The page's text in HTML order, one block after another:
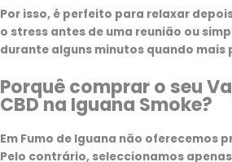
Por isso, é perfeito para relaxar
o stress antes de uma reunião ou
durante alguns minutos quando mais
Porquê comprar o seu
CBD na Iguana Smoke?
Em Fumo de Iguana não oferecemos
Pelo contrário, seleccionamos apenas